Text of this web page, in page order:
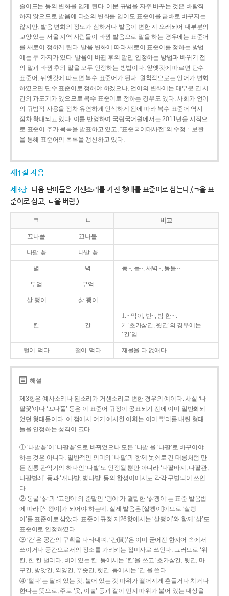
줄어드는 등의 변화를 입게 된다. 어문 규범을 자주 바꾸는 것은 바람직
하지 않으므로 발음에 다소의 변화를 입어도 표준어를 곧바로 바꾸지는
않지만, 발음 변화의 정도가 심하거나 발음이 변한 지 오래되어 대부분의
교양 있는 서울 지역 사람들이 바뀐 발음으로 말을 하는 경우에는 표준어
를 새로이 정하게 된다. 발음 변화에 따라 새로이 표준어를 정하는 방법
에는 두 가지가 있다. 발음이 바뀐 후의 말만 인정하는 방법과 바뀌기 전
의 말과 바뀐 후의 말을 모두 인정하는 방법이다. 앞엣것에 따르면 단수
표준어, 뒤엣것에 따르면 복수 표준어가 된다. 원칙적으로는 언어가 변화
하였으면 단수 표준어로 정해야 하겠으나, 언어의 변화에는 대부분 긴 시
간의 과도기가 있으므로 복수 표준어로 정하는 경우도 있다. 사회가 언어
의 규범적 사용을 점차 유연하게 인식하게 됨에 따라 복수 표준어 역시
점차 확대되고 있다. 이를 반영하여 국립국어원에서는 2011년을 시작으
로 표준어 추가 목록을 발표하고 있고, “표준국어대사전”의 수정ㆍ보완
을 통해 표준어의 목록을 갱신하고 있다.
제1절 자음
제3항 다음 단어들은 거센소리를 가진 형태를 표준어로 삼는다.(ㄱ을 표
준어로 삼고, ㄴ을 버림.)
ㄱ ㄴ 비고
끄나풀 끄나불
나팔-꽃 나발-꽃
녘 녁 동~, 들~, 새벽~, 동틀 ~.
부엌 부억
살-쾡이 삵-괭이
칸 간
1. ~막이, 빈~, 방 한 ~.
2. ‘초가삼간, 윗간’의 경우에는
‘간’임.
털어-먹다 떨어-먹다 재물을 다 없애다.
해설
제3항은 예사소리나 된소리가 거센소리로 변한 경우의 예이다. 사실 ‘나
팔꽃’이나 ‘끄나풀’ 등은 이 표준어 규정이 공표되기 전에 이미 일반화되
었던 형태들이다. 이 점에서 여기 예시한 어휘는 이미 뿌리를 내린 형태
들을 인정하는 성격이 크다.
① ‘나발꽃’이 ‘나팔꽃’으로 바뀌었으나 모든 ‘나발’을 ‘나팔’로 바꾸어야
하는 것은 아니다. 일반적인 의미의 ‘나팔’과 함께 놋쇠로 긴 대롱처럼 만
든 전통 관악기의 하나인 ‘나발’도 인정될 뿐만 아니라 ‘나팔바지, 나팔관,
나팔벌레’ 등과 ‘개나발, 병나발’ 등의 합성어에서도 각각 구별되어 쓰인
다.
② 동물 ‘삵’과 ‘고양이’의 준말인 ‘괭이’가 결합한 ‘삵괭이’는 표준 발음법
에 따라 [삭꽹이]가 되어야 하는데, 실제 발음은 [살쾡이]이므로 ‘살쾡
이’를 표준어로 삼았다. 표준어 규정 제26항에서는 ‘살쾡이’와 함께 ‘삵’도
표준어로 인정하였다.
③ ‘칸’은 공간의 구획을 나타내며, ‘간(間)’은 이미 굳어진 한자어 속에서
쓰이거나 공간으로서의 장소를 가리키는 접미사로 쓰인다. 그러므로 ‘위
칸, 한 칸 벌리다, 비어 있는 칸’ 등에서는 ‘칸’을 쓰고 ‘초가삼간, 뒷간, 마
구간, 방앗간, 외양간, 푸줏간, 헛간’ 등에서는 ‘간’을 쓴다.
④ ‘털다’는 달려 있는 것, 붙어 있는 것 따위가 떨어지게 흔들거나 치거나
한다는 뜻으로, 주로 ‘옷, 이불’ 등과 같이 먼지 따위가 붙어 있는 대상을